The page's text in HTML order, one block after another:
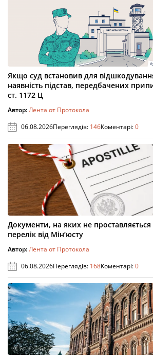
Якщо суд встановив для
наявність підстав, передбачених
ст. 1172 Ц
Автор:Лента от Протокола
06.08.2026Переглядів: 146Коментарі:0
Документи, на яких не проставляється
перелік від Мін’юсту
Автор:Лента от Протокола
06.08.2026Переглядів: 168Коментарі:0